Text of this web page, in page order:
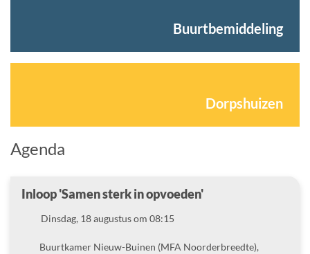
Buurtbemiddeling
Dorpshuizen
Agenda
Inloop 'Samen sterk in opvoeden'
DatumDinsdag, 18 augustus om 08:15
LocatieBuurtkamer Nieuw-Buinen (MFA Noorderbreedte),